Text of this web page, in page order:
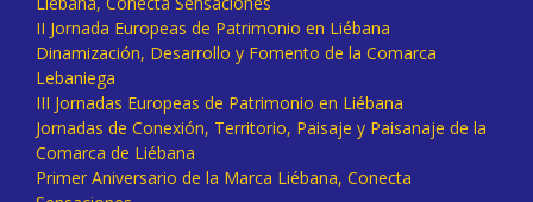
II Jornada Europeas de Patrimonio en Liébana
Dinamización, Desarrollo y Fomento de la Comarca
Lebaniega
III Jornadas Europeas de Patrimonio en Liébana
Jornadas de Conexión, Territorio, Paisaje y Paisanaje de la
Comarca de Liébana
Primer Aniversario de la Marca Liébana, Conecta